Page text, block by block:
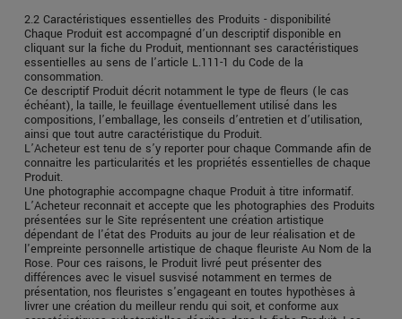
2.2 Caractéristiques essentielles des Produits - disponibilité
Chaque Produit est accompagné d’un descriptif disponible en
cliquant sur la fiche du Produit, mentionnant ses caractéristiques
essentielles au sens de l’article L.111-1 du Code de la
consommation.
Ce descriptif Produit décrit notamment le type de fleurs (le cas
échéant), la taille, le feuillage éventuellement utilisé dans les
compositions, l’emballage, les conseils d’entretien et d’utilisation,
ainsi que tout autre caractéristique du Produit.
L’Acheteur est tenu de s’y reporter pour chaque Commande afin de
connaitre les particularités et les propriétés essentielles de chaque
Produit.
Une photographie accompagne chaque Produit à titre informatif.
L’Acheteur reconnait et accepte que les photographies des Produits
présentées sur le Site représentent une création artistique
dépendant de l'état des Produits au jour de leur réalisation et de
l'empreinte personnelle artistique de chaque fleuriste Au Nom de la
Rose. Pour ces raisons, le Produit livré peut présenter des
différences avec le visuel susvisé notamment en termes de
présentation, nos fleuristes s'engageant en toutes hypothèses à
livrer une création du meilleur rendu qui soit, et conforme aux